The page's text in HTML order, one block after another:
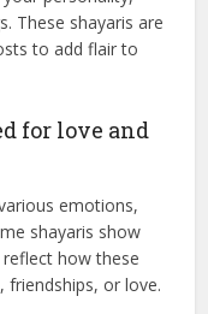
society.
used on
like Instagram,
personality,
to add flair to
for love and